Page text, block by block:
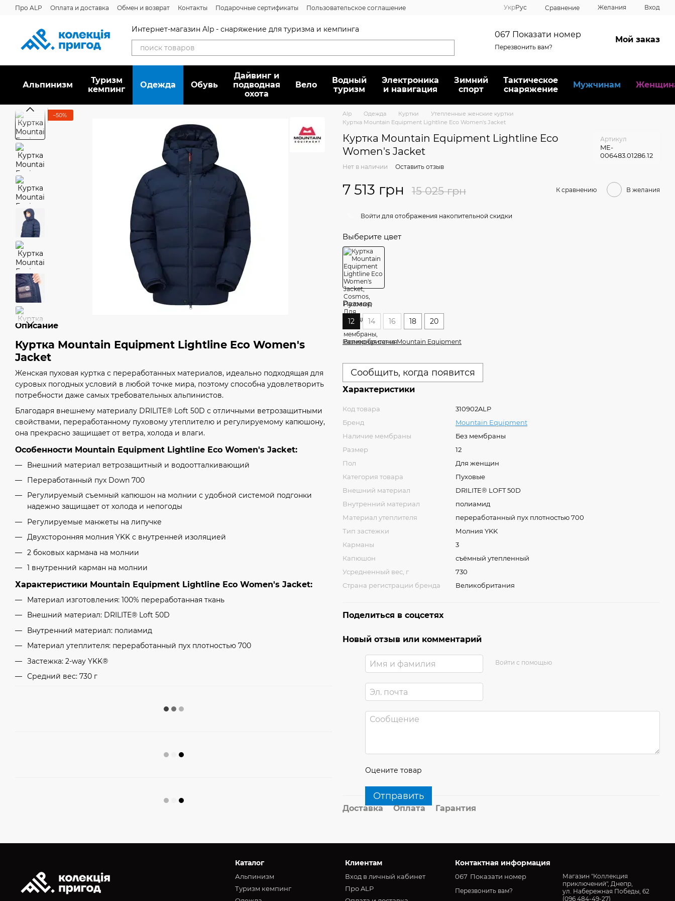
Перейти к основному контенту
Про ALP Оплата и доставка Обмен и возврат Контакты Подарочные сертификаты
Пользовательское соглашение
УкрРус Сравнение Желания Вход
Интернет-магазин Alp - снаряжение для туризма и кемпинга
067 Показати номер
Перезвонить вам?
Мой заказ
Альпинизм
Туризм
кемпинг
Oдежда Обувь
Дайвинг и
подводная
охота
Вело
Водный
туризм
Электроника
и навигация
Зимний
спорт
Тактическое
снаряжение
Мужчинам
−50%
Описание
Куртка Mountain Equipment Lightline Eco Women's
Jacket
Женская пуховая куртка с переработанных материалов, идеально подходящая для
суровых погодных условий в любой точке мира, поэтому способна удовлетворить
потребности даже самых требовательных альпинистов.
Благодаря внешнему материалу DRILITE® Loft 50D с отличными ветрозащитными
свойствами, переработанному пуховому утеплителю и регулируемому капюшону,
она прекрасно защищает от ветра, холода и влаги.
Особенности Mountain Equipment Lightline Eco Women's Jacket:
Внешний материал ветрозащитный и водоотталкивающий
Переработанный пух Down 700
Регулируемый съемный капюшон на молнии с удобной системой подгонки
надежно защищает от холода и непогоды
Регулируемые манжеты на липучке
Двухсторонняя молния YKK с внутренней изоляцией
2 боковых кармана на молнии
1 внутренний карман на молнии
Характеристики Mountain Equipment Lightline Eco Women's Jacket:
Материал изготовления: 100% переработанная ткань
Внешний материал: DRILITE® Loft 50D
Внутренний материал: полиамид
Материал утеплителя: переработанный пух плотностью 700
Застежка: 2-way YKK®
Средний вес: 730 г
Alp Oдежда Куртки
Утепленные женские куртки
Куртка Mountain Equipment Lightline Eco Women's Jacket
Куртка Mountain Equipment Lightline Eco
Women's Jacket
Артикул
ME-
006483.01286.12
Нет в наличии Оставить отзыв
7 513 грн 15 025 грн К сравнению В желания
Войти для отображения накопительной скидки
Выберите цвет
Размер
12 14 16 18 20
Размерная сетка Mountain Equipment
Сообщить, когда появится
Характеристики
Код товара
310902ALP
Бренд
Mountain Equipment
Наличие мембраны
Без мембраны
Размер
12
Пол
Для женщин
Категория товара
Пуховые
Внешний материал
DRILITE® LOFT 50D
Внутренний материал
полиамид
Материал утеплителя
переработанный пух плотностью 700
Тип застежки
Молния YKK
Карманы
3
Капюшон
съёмный утепленный
Усредненный вес, г
730
Страна регистрации бренда
Великобритания
Поделиться в соцсетях
Новый отзыв или комментарий
Войти с помощью
Оцените товар
Отправить
Доставка Оплата Гарантия
Каталог
Альпинизм
Туризм кемпинг
Клиентам
Вход в личный кабинет
Про ALP
Контактная информация
067 Показати номер
Перезвонить вам?
Магазин "Коллекция
приключений", Днепр,
ул. Набережная Победы, 62
(096 484-49-27)